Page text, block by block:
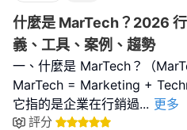
什麼是 MarTech？2026
義、工具、案例、趨勢
一、什麼是 MarTech？（
MarTech = Marketing +
它指的是企業在行銷過... 更多
評分